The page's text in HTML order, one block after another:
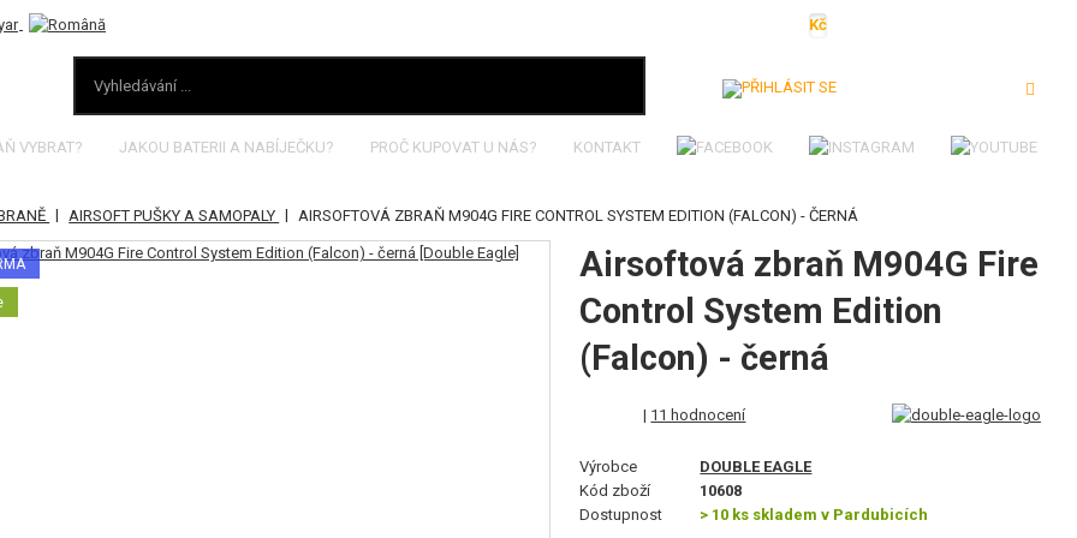
Kč
VYBRAT? JAKOU BATERII A NABÍJEČKU? PROČ KUPOVAT U NÁS? KONTAKT
| AIRSOFT PUŠKY A SAMOPALY | AIRSOFTOVÁ ZBRAŇ M904G FIRE CONTROL SYSTEM EDITION (FALCON) - ČERNÁ
Airsoftová zbraň M904G Fire
Control System Edition
(Falcon) - černá
| 11 hodnocení
Výrobce
DOUBLE EAGLE
Kód zboží
10608
Dostupnost
> 10 ks skladem v Pardubicích